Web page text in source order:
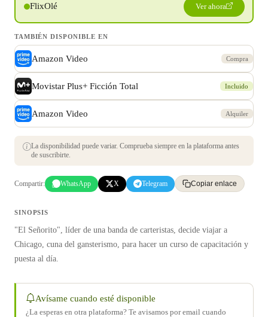
FlixOlé Ver ahora
TAMBIÉN DISPONIBLE EN
Amazon Video Compra
Movistar Plus+ Ficción Total Incluido
Amazon Video Alquiler
La disponibilidad puede variar. Comprueba siempre en la plataforma antes
de suscribirte.
Compartir: WhatsApp X Telegram Copiar enlace
SINOPSIS
"El Señorito", líder de una banda de carteristas, decide viajar a
Chicago, cuna del gansterismo, para hacer un curso de capacitación y
puesta al día.
Avísame cuando esté disponible
¿La esperas en otra plataforma? Te avisamos por email cuando